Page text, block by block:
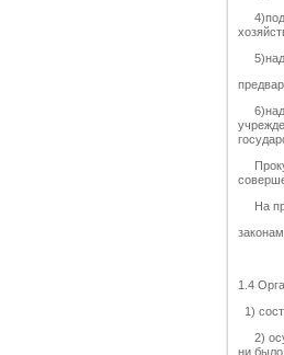
На
1.4
1)
2)
ни было